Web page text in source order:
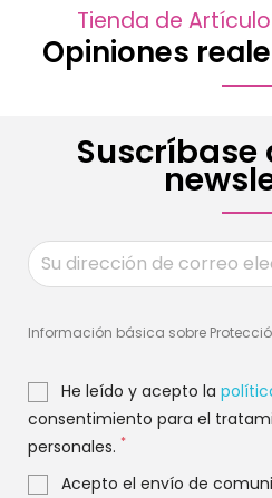
Tienda de
Opiniones
Suscríbase
Información básica sobre
He leído y acepto la
consentimiento para el
personales. *
Acepto el envío de